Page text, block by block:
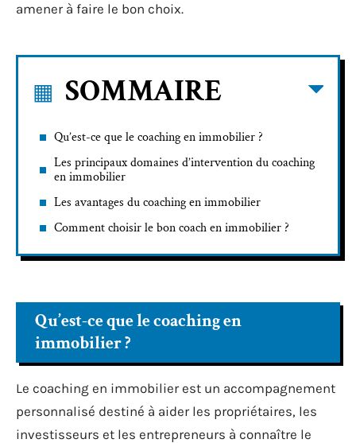
amener à faire le bon choix.
SOMMAIRE
Qu’est-ce que le coaching en immobilier ?
Les principaux domaines d’intervention du coaching
en immobilier
Les avantages du coaching en immobilier
Comment choisir le bon coach en immobilier ?
Qu’est-ce que le coaching en
immobilier ?
Le coaching en immobilier est un accompagnement
personnalisé destiné à aider les propriétaires, les
investisseurs et les entrepreneurs à connaître le